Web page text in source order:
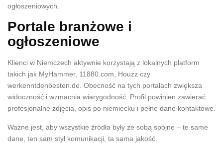
ogłoszeniowych.
Portale branżowe i
ogłoszeniowe
Klienci w Niemczech aktywnie korzystają z lokalnych platform
takich jak MyHammer, 11880.com, Houzz czy
werkenntdenbesten.de. Obecność na tych portalach zwiększa
widoczność i wzmacnia wiarygodność. Profil powinien zawierać
profesjonalne zdjęcia, opis po niemiecku i pełne dane kontaktowe.
Ważne jest, aby wszystkie źródła były ze sobą spójne – te same
dane, ten sam styl komunikacji, ta sama jakość.